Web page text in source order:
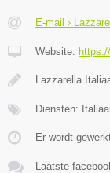
E-mail ›
Website:
Lazzarella
Diensten:
Er wordt
Laatste